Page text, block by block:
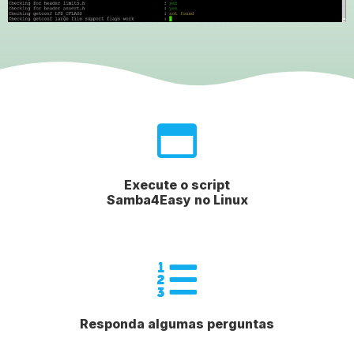
Execute o script
Samba4Easy no Linux
Responda algumas perguntas